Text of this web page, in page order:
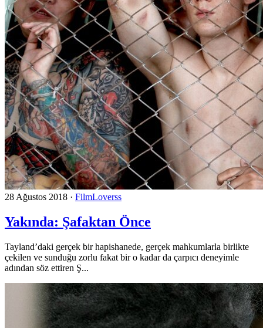
28 Ağustos 2018 · FilmLoverss
Yakında: Şafaktan Önce
Tayland’daki gerçek bir hapishanede, gerçek mahkumlarla birlikte
çekilen ve sunduğu zorlu fakat bir o kadar da çarpıcı deneyimle
adından söz ettiren Ş...